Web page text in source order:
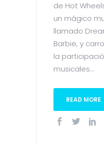
de Hot
un mágico
llamado
Barbie, y
la
musicales...
READ MORE